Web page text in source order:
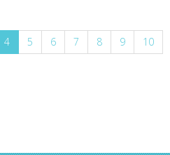
4 5 6 7 8 9
10